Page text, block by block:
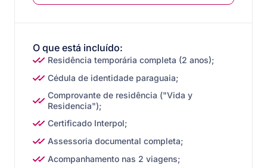
O que está incluído:
Residência temporária completa (2 anos);
Cédula de identidade paraguaia;
Comprovante de residência ("Vida y
Residencia");
Certificado Interpol;
Assessoria documental completa;
Acompanhamento nas 2 viagens;